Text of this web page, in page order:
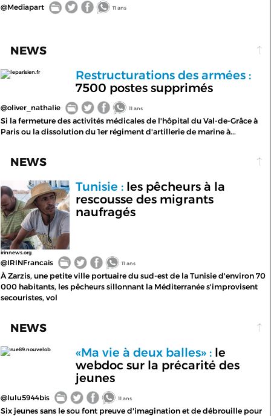
@Mediapart 11 ans
NEWS
leparisien.fr
Restructurations des armées :
7500 postes supprimés
@oliver_nathalie 11 ans
Si la fermeture des activités médicales de l'hôpital du Val-de-Grâce à
Paris ou la dissolution du 1er régiment d'artillerie de marine à...
NEWS
irinnews.org
Tunisie :les pêcheurs à la
rescousse des migrants
naufragés
@IRINFrancais 11 ans
À Zarzis, une petite ville portuaire du sud-est de la Tunisie d'environ 70
000 habitants, les pêcheurs sillonnant la Méditerranée s'improvisent
secouristes, vol
NEWS
rue89.nouvelob «Ma vie à deux balles» :le
webdoc sur la précarité des
jeunes
@lulu5944bis 11 ans
Six jeunes sans le sou font preuve d'imagination et de débrouille pour